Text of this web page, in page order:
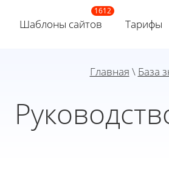
Шаблоны сайтов Тарифы
Главная \ База